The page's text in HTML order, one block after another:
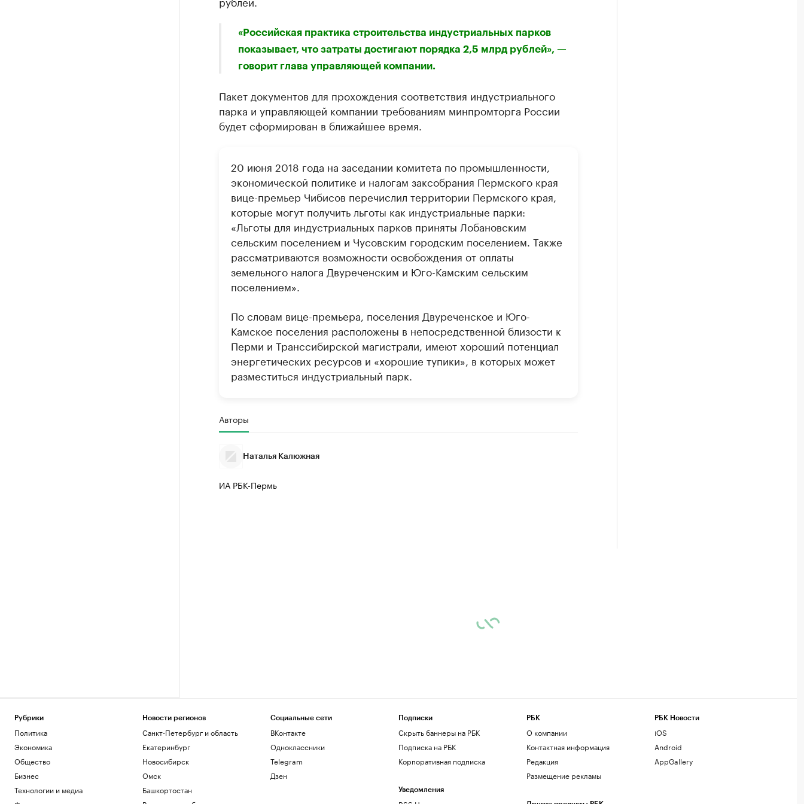
«Российская практика строительства индустриальных парков
показывает, что затраты достигают порядка 2,5 млрд рублей», —
говорит глава управляющей компании.
Пакет документов для прохождения соответствия индустриального
парка и управляющей компании требованиям минпромторга России
будет сформирован в ближайшее время.
20 июня 2018 года на заседании комитета по промышленности,
экономической политике и налогам заксобрания Пермского края
вице-премьер Чибисов перечислил территории Пермского края,
которые могут получить льготы как индустриальные парки:
«Льготы для индустриальных парков приняты Лобановским
сельским поселением и Чусовским городским поселением. Также
рассматриваются возможности освобождения от оплаты
земельного налога Двуреченским и Юго-Камским сельским
поселением».
По словам вице-премьера, поселения Двуреченское и Юго-
Камское поселения расположены в непосредственной близости к
Перми и Транссибирской магистрали, имеют хороший потенциал
энергетических ресурсов и «хорошие тупики», в которых может
разместиться индустриальный парк.
Авторы
Наталья Калюжная
ИА РБК-Пермь
Рубрики
Политика
Экономика
Общество
Бизнес
Технологии и медиа
Новости регионов
Санкт-Петербург и область
Екатеринбург
Новосибирск
Омск
Башкортостан
Социальные сети
ВКонтакте
Одноклассники
Telegram
Дзен
Подписки
Скрыть баннеры на РБК
Подписка на РБК
Корпоративная подписка
Уведомления
РБК
О компании
Контактная информация
Редакция
Размещение рекламы
РБК Новости
iOS
Android
AppGallery